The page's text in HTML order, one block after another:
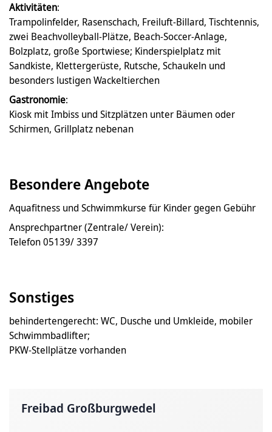
Aktivitäten:
Trampolinfelder, Rasenschach, Freiluft-Billard, Tischtennis,
zwei Beachvolleyball-Plätze, Beach-Soccer-Anlage,
Bolzplatz, große Sportwiese; Kinderspielplatz mit
Sandkiste, Klettergerüste, Rutsche, Schaukeln und
besonders lustigen Wackeltierchen
Gastronomie:
Kiosk mit Imbiss und Sitzplätzen unter Bäumen oder
Schirmen, Grillplatz nebenan
Besondere Angebote
Aquafitness und Schwimmkurse für Kinder gegen Gebühr
Ansprechpartner (Zentrale/ Verein):
Telefon 05139/ 3397
Sonstiges
behindertengerecht: WC, Dusche und Umkleide, mobiler
Schwimmbadlifter;
PKW-Stellplätze vorhanden
Freibad Großburgwedel